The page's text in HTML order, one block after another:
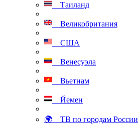
Таиланд
Великобритания
США
Венесуэла
Вьетнам
Йемен
🌍 ТВ по городам России